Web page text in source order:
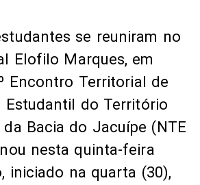
se reuniram no
Elofilo Marques, em
Encontro Territorial de
Estudantil do Território
Bacia do Jacuípe (NTE
nesta quinta-feira
iniciado na quarta (30),